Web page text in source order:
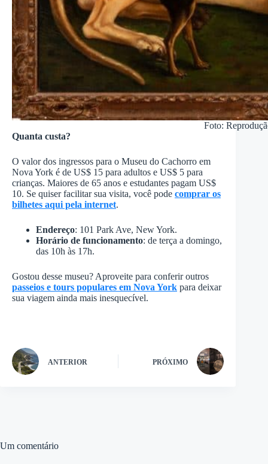
Foto:
Quanta custa?
O valor dos ingressos para o Museu do Cachorro em
Nova York é de US$ 15 para adultos e US$ 5 para
crianças. Maiores de 65 anos e estudantes pagam US$
10. Se quiser facilitar sua visita, você pode comprar os
bilhetes aqui pela internet.
Endereço: 101 Park Ave, New York.
Horário de funcionamento: de terça a domingo,
das 10h às 17h.
Gostou desse museu? Aproveite para conferir outros
passeios e tours populares em Nova York para deixar
sua viagem ainda mais inesquecível.
ANTERIOR PRÓXIMO
Um comentário